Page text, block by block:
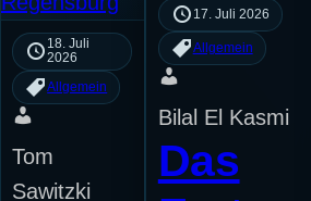
18. Juli
2026
Allgemein
Tom
Sawitzki
17. Juli 2026
Allgemein
Bilal El Kasmi
Das